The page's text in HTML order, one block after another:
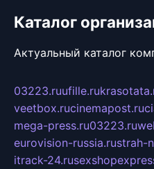
Каталог
Актуальный каталог
03223.ruufille.ru
veetbox.rucinemapost.ru
mega-press.ru03223.ru
eurovision-russia.rustrah-
itrack-24.ru